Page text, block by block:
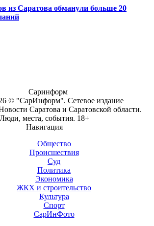
из Саратова обманули больше 20
© "СарИнформ". Сетевое издание
Саратова и Саратовской области.
Люди, места, события. 18+
Навигация
Общество
Происшествия
Суд
Политика
Экономика
ЖКХ и строительство
Культура
Спорт
СарИнФото